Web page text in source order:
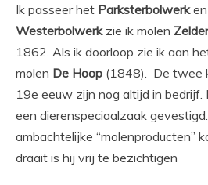
Ik passeer het Parksterbolwerken
Westerbolwerkzie ik molen
1862. Als ik doorloop zie ik aan
molen De Hoop (1848). De twee
19e eeuw zijn nog altijd in bedrijf.
een dierenspeciaalzaak
ambachtelijke “molenproducten”
draait is hij vrij te bezichtigen